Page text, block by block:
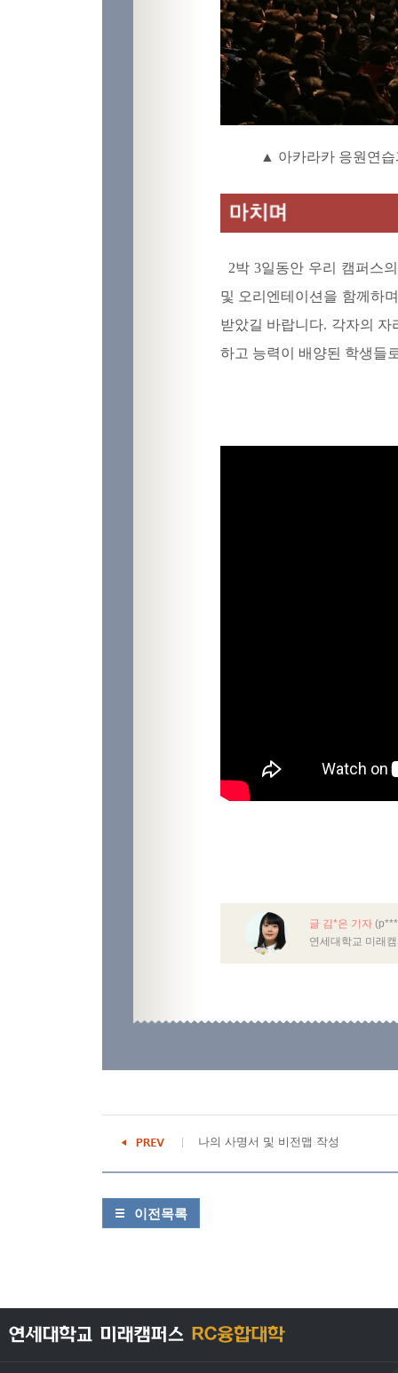
▲ 아카라카 응원연
2박 3일동안 우리 캠퍼스
및 오리엔테이션을 함께하
받았길 바랍니다. 각자의
하고 능력이 배양된 학생들
글 김*은 기자
연세대학교 미래
나의 사명서 및 비전맵 작성
이전목록